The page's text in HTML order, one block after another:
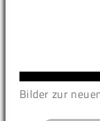
Bilder zur